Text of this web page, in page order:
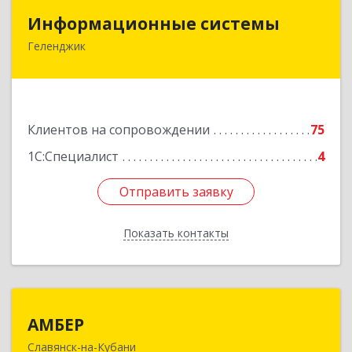
Информационные системы
Геленджик
Клиентов на сопровождении
75
1С:Специалист
4
Отправить заявку
Показать контакты
353475, Краснодарский край, Геленджик г,
Отправить заявку
Назад
АМБЕР
Славянск-на-Кубани